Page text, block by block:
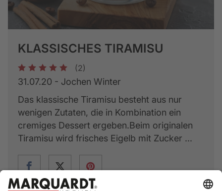
KLASSISCHES TIRAMISU
1 2 3 4 5 (2)
31.07.20 - Jochen Winter
Das klassische Tiramisu besteht aus nur
wenigen Zutaten, die in Kombination ein
cremiges Dessert ergeben.Beim originalen
Tiramisu wird frisches Eigelb mit Zucker ...